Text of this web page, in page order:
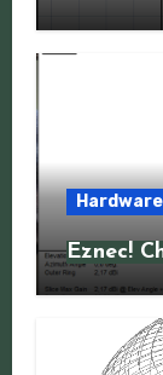
Hardware
Eznec!